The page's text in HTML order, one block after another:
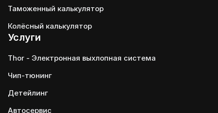
Таможенный калькулятор
Колёсный калькулятор
Услуги
Thor - Электронная выхлопная система
Чип-тюнинг
Детейлинг
Автосервис